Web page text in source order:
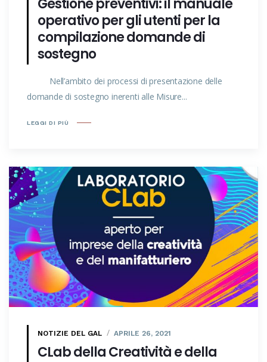
Gestione preventivi: il manuale
operativo per gli utenti per la
compilazione domande di
sostegno
Nell’ambito dei processi di presentazione delle
domande di sostegno inerenti alle Misure...
LEGGI DI PIÙ
NOTIZIE DEL GAL APRILE 26, 2021
CLab della Creatività e della